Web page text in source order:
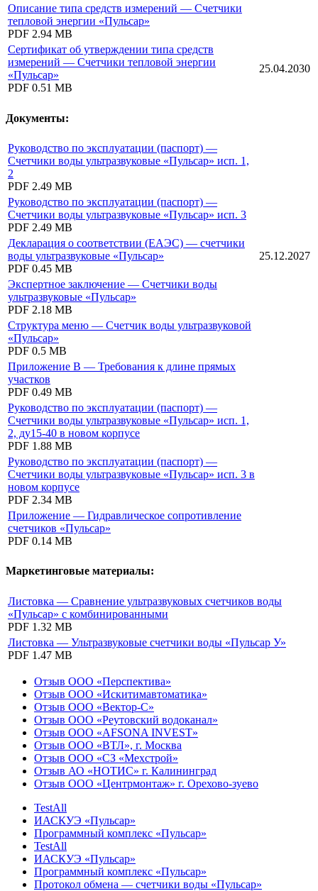
Описание типа средств измерений — Счетчики
тепловой энергии «Пульсар»
PDF 2.94 MB
Сертификат об утверждении типа средств
измерений — Счетчики тепловой энергии
«Пульсар»
PDF 0.51 MB
25.04.2030
Документы:
Руководство по эксплуатации (паспорт) —
Счетчики воды ультразвуковые «Пульсар» исп. 1,
2
PDF 2.49 MB
Руководство по эксплуатации (паспорт) —
Счетчики воды ультразвуковые «Пульсар» исп. 3
PDF 2.49 MB
Декларация о соответствии (ЕАЭС) — счетчики
воды ультразвуковые «Пульсар»
PDF 0.45 MB
25.12.2027
Экспертное заключение — Счетчики воды
ультразвуковые «Пульсар»
PDF 2.18 MB
Структура меню — Счетчик воды ультразвуковой
«Пульсар»
PDF 0.5 MB
Приложение В — Требования к длине прямых
участков
PDF 0.49 MB
Руководство по эксплуатации (паспорт) —
Счетчики воды ультразвуковые «Пульсар» исп. 1,
2, ду15-40 в новом корпусе
PDF 1.88 MB
Руководство по эксплуатации (паспорт) —
Счетчики воды ультразвуковые «Пульсар» исп. 3 в
новом корпусе
PDF 2.34 MB
Приложение — Гидравлическое сопротивление
счетчиков «Пульсар»
PDF 0.14 MB
Маркетинговые материалы:
Листовка — Сравнение ультразвуковых счетчиков воды
«Пульсар» с комбинированными
PDF 1.32 MB
Листовка — Ультразвуковые счетчики воды «Пульсар У»
PDF 1.47 MB
Отзыв ООО «Перспектива»
Отзыв ООО «Искитимавтоматика»
Отзыв ООО «Вектор-С»
Отзыв ООО «Реутовский водоканал»
Отзыв ООО «AFSONA INVEST»
Отзыв ООО «ВТЛ», г. Москва
Отзыв ООО «СЗ «Мехстрой»
Отзыв АО «НОТИС» г. Калининград
Отзыв ООО «Центрмонтаж» г. Орехово-зуево
TestAll
ИАСКУЭ «Пульсар»
Программный комплекс «Пульсар»
TestAll
ИАСКУЭ «Пульсар»
Программный комплекс «Пульсар»
Протокол обмена — счетчики воды «Пульсар»